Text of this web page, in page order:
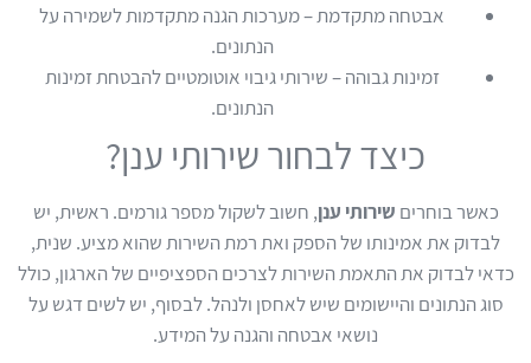
אבטחה מתקדמת – מערכות הגנה מתקדמות לשמירה על
הנתונים.
זמינות גבוהה – שירותי גיבוי אוטומטיים להבטחת זמינות
הנתונים.
כיצד לבחור שירותי ענן?
כאשר בוחרים שירותי ענן, חשוב לשקול מספר גורמים. ראשית, יש
לבדוק את אמינותו של הספק ואת רמת השירות שהוא מציע. שנית,
כדאי לבדוק את התאמת השירות לצרכים הספציפיים של הארגון, כולל
סוג הנתונים והיישומים שיש לאחסן ולנהל. לבסוף, יש לשים דגש על
נושאי אבטחה והגנה על המידע.